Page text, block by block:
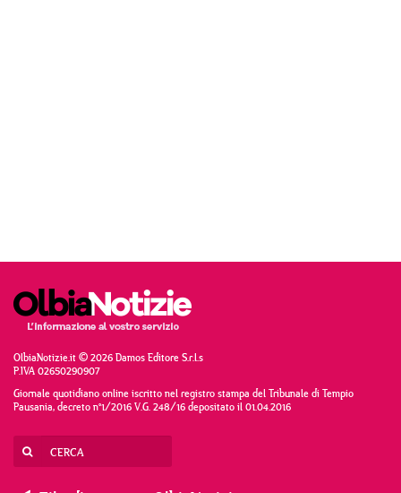
OlbiaNotizie.it © 2026 Damos Editore S.r.l.s
P.IVA 02650290907
Giornale quotidiano online iscritto nel registro stampa del Tribunale di Tempio
Pausania, decreto n°1/2016 V.G. 248/16 depositato il 01.04.2016